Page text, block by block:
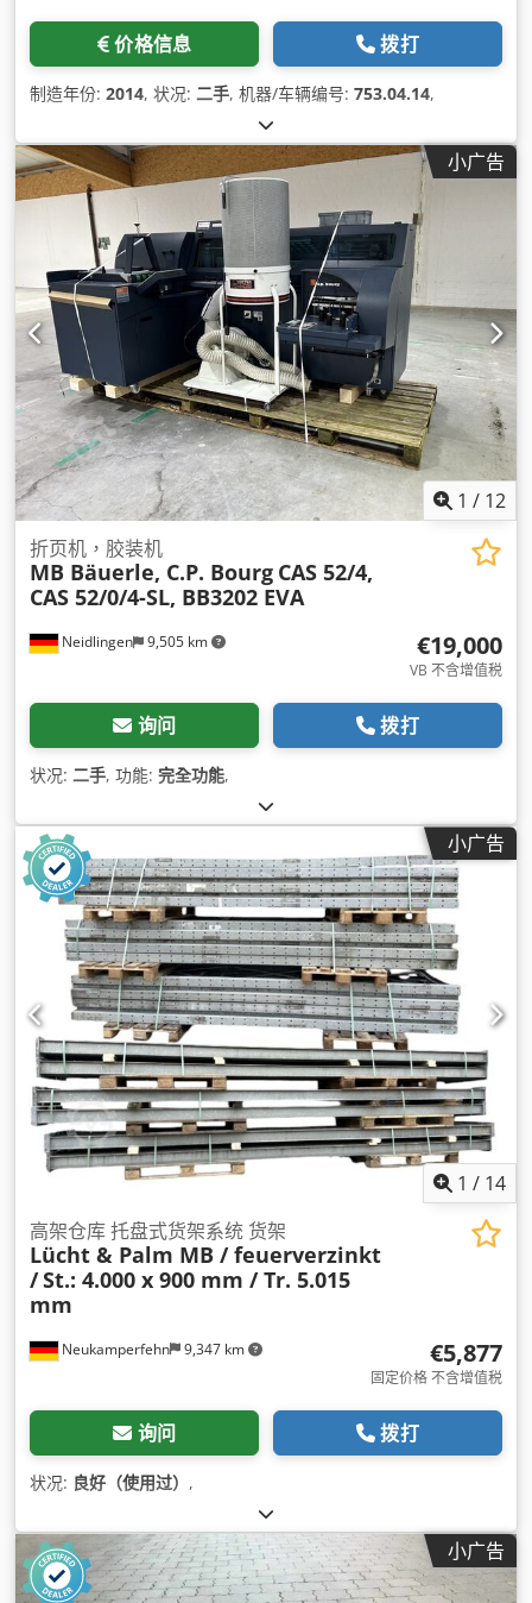
价格信息 拨打
制造年份: 2014, 状况: 二手, 机器/车辆编号: 753.04.14,
小广告
1 / 12
Neidlingen 9,505 km
折页机，胶装机
MB Bäuerle, C.P. Bourg CAS 52/4,
CAS 52/0/4-SL, BB3202 EVA
€19,000
VB 不含增值税
询问 拨打
状况: 二手, 功能: 完全功能,
小广告
1 / 14
Neukamperfehn 9,347 km
高架仓库 托盘式货架系统 货架
Lücht & Palm MB / feuerverzinkt
/St.: 4.000 x 900 mm / Tr. 5.015
mm
€5,877
固定价格 不含增值税
询问 拨打
状况: 良好（使用过） ,
小广告